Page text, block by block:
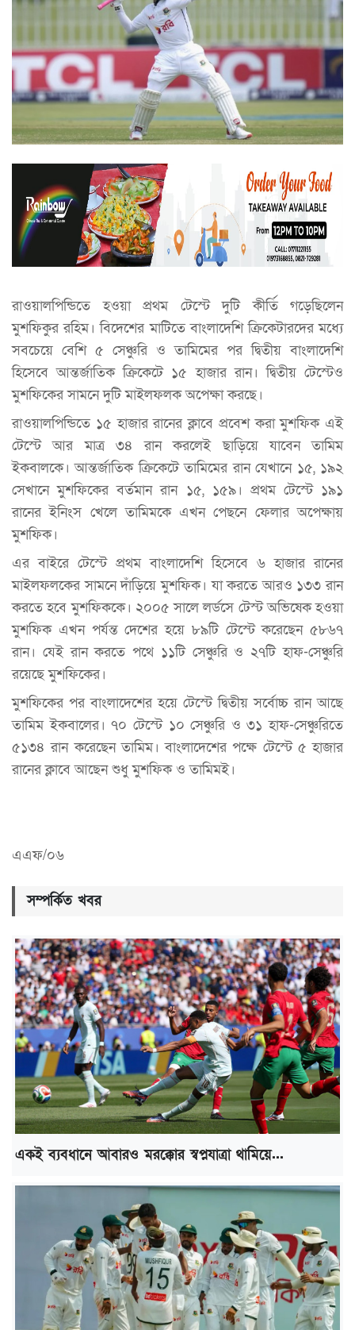
রাওয়ালপিন্ডিতে হওয়া প্রথম টেস্টে দুটি কীর্তি গড়েছিলেন
মুশফিকুর রহিম। বিদেশের মাটিতে বাংলাদেশি ক্রিকেটারদের মধ্যে
সবচেয়ে বেশি ৫ সেঞ্চুরি ও তামিমের পর দ্বিতীয় বাংলাদেশি
হিসেবে আন্তর্জাতিক ক্রিকেটে ১৫ হাজার রান। দ্বিতীয় টেস্টেও
মুশফিকের সামনে দুটি মাইলফলক অপেক্ষা করছে।
রাওয়ালপিন্ডিতে ১৫ হাজার রানের ক্লাবে প্রবেশ করা মুশফিক এই
টেস্টে আর মাত্র ৩৪ রান করলেই ছাড়িয়ে যাবেন তামিম
ইকবালকে। আন্তর্জাতিক ক্রিকেটে তামিমের রান যেখানে ১৫, ১৯২
সেখানে মুশফিকের বর্তমান রান ১৫, ১৫৯। প্রথম টেস্টে ১৯১
রানের ইনিংস খেলে তামিমকে এখন পেছনে ফেলার অপেক্ষায়
মুশফিক।
এর বাইরে টেস্টে প্রথম বাংলাদেশি হিসেবে ৬ হাজার রানের
মাইলফলকের সামনে দাঁড়িয়ে মুশফিক। যা করতে আরও ১৩৩ রান
করতে হবে মুশফিককে। ২০০৫ সালে লর্ডসে টেস্ট অভিষেক হওয়া
মুশফিক এখন পর্যন্ত দেশের হয়ে ৮৯টি টেস্টে করেছেন ৫৮৬৭
রান। যেই রান করতে পথে ১১টি সেঞ্চুরি ও ২৭টি হাফ-সেঞ্চুরি
রয়েছে মুশফিকের।
মুশফিকের পর বাংলাদেশের হয়ে টেস্টে দ্বিতীয় সর্বোচ্চ রান আছে
তামিম ইকবালের। ৭০ টেস্টে ১০ সেঞ্চুরি ও ৩১ হাফ-সেঞ্চুরিতে
৫১৩৪ রান করেছেন তামিম। বাংলাদেশের পক্ষে টেস্টে ৫ হাজার
রানের ক্লাবে আছেন শুধু মুশফিক ও তামিমই।
এএফ/০৬
সম্পর্কিত খবর
একই ব্যবধানে আবারও মরক্কোর স্বপ্নযাত্রা থামিয়ে...